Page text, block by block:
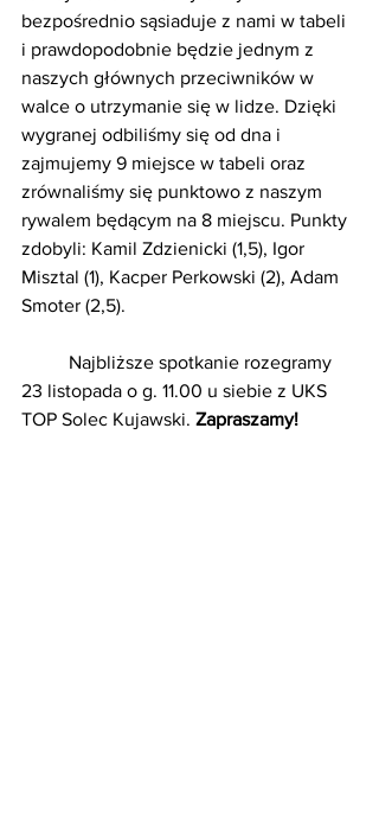
bezpośrednio sąsiaduje z nami w tabeli
i prawdopodobnie będzie jednym z
naszych głównych przeciwników w
walce o utrzymanie się w lidze. Dzięki
wygranej odbiliśmy się od dna i
zajmujemy 9 miejsce w tabeli oraz
zrównaliśmy się punktowo z naszym
rywalem będącym na 8 miejscu. Punkty
zdobyli: Kamil Zdzienicki (1,5), Igor
Misztal (1), Kacper Perkowski (2), Adam
Smoter (2,5).
23 listopada o g. 11.00 u siebie z UKS
TOP Solec Kujawski. Zapraszamy!